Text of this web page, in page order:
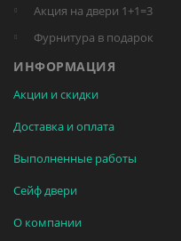
Акция на двери 1+1=3
Фурнитура в подарок
ИНФОРМАЦИЯ
Акции и скидки
Доставка и оплата
Выполненные работы
Сейф двери
О компании